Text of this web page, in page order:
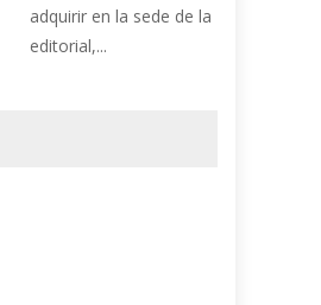
adquirir en la sede de la
editorial,...